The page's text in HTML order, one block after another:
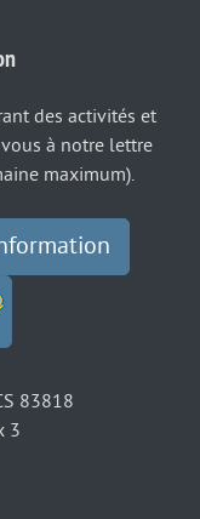
des activités et
à notre lettre
maximum).
83818
3